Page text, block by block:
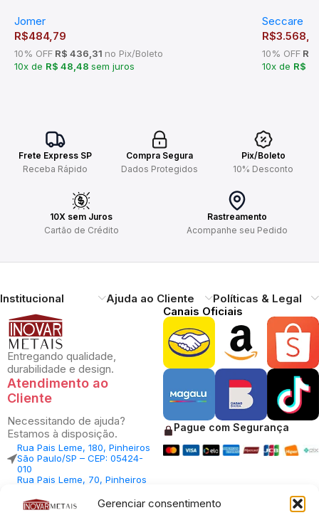
Gerenciar consentimento
Jomer
R$484,79
10% OFF R$ 436,31 no Pix/Boleto
10x de R$ 48,48 sem juros
Seccare
R$
10% OFF R$
10x de R$
Frete Express SP
Receba Rápido
Compra Segura
Dados Protegidos
Pix/Boleto
10% Desconto
10X sem Juros
Cartão de Crédito
Rastreamento
Acompanhe seu Pedido
Institucional Ajuda ao Cliente Políticas & Legal
Entregando qualidade,
durabilidade e design.
Atendimento ao
Cliente
Necessitando de ajuda?
Estamos à disposição.
Rua Pais Leme, 180, Pinheiros
São Paulo/SP – CEP: 05424-
010
Rua Pais Leme, 70, Pinheiros
010
Central Vendas: (11) 98812-
Canais Oficiais
Pague com Segurança